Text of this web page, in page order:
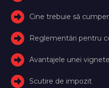
Cine trebuie să
Reglementări pentru
Avantajele unei
Scutire de impozit